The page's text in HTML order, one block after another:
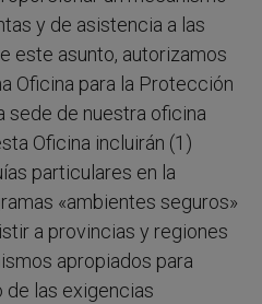
y de asistencia a las
este asunto, autorizamos
Oficina para la Protección
sede de nuestra oficina
Oficina incluirán (1)
particulares en la
«ambientes seguros»
a provincias y regiones
apropiados para
las exigencias